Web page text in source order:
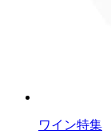
ワイン特集